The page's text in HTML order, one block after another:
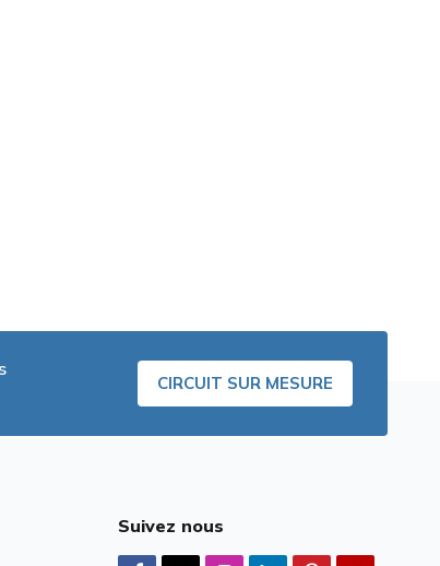
CIRCUIT SUR MESURE
Suivez nous